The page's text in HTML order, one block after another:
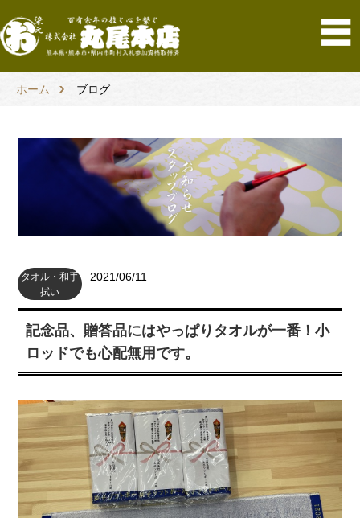
ホーム ブログ
タオル・和手
拭い
2021/06/11
記念品、贈答品にはやっぱりタオルが一番！小
ロッドでも心配無用です。